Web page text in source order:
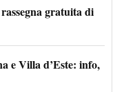
gratuita di
e Villa d’Este: info,